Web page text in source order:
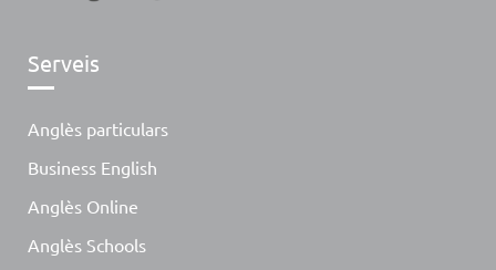
Serveis
Anglès particulars
Business English
Anglès Online
Anglès Schools